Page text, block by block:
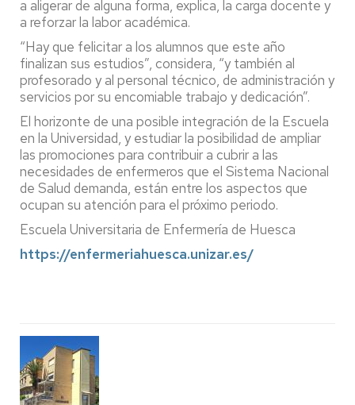
a aligerar de alguna forma, explica, la carga docente y
a reforzar la labor académica.
“Hay que felicitar a los alumnos que este año
finalizan sus estudios”, considera, “y también al
profesorado y al personal técnico, de administración y
servicios por su encomiable trabajo y dedicación”.
El horizonte de una posible integración de la Escuela
en la Universidad, y estudiar la posibilidad de ampliar
las promociones para contribuir a cubrir a las
necesidades de enfermeros que el Sistema Nacional
de Salud demanda, están entre los aspectos que
ocupan su atención para el próximo periodo.
Escuela Universitaria de Enfermería de Huesca
https://enfermeriahuesca.unizar.es/